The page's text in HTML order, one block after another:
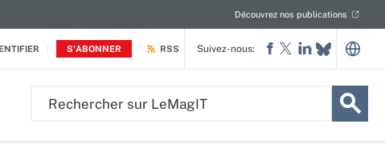
S'ABONNER
Découvrez nos publications
RSS Suivez-nous: